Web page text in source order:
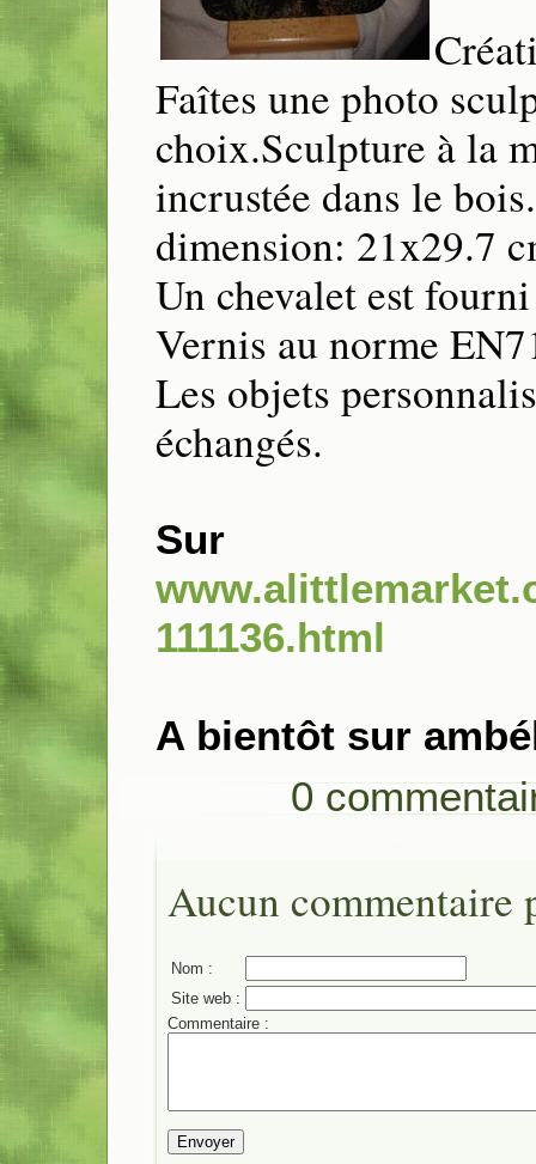
Faîtes une photo
choix.Sculpture à la
incrustée dans le bois.
dimension: 21x29.7
Un chevalet est
Vernis au norme
Les objets
échangés.
Sur
111136.html
A bientôt sur
0
Aucun commentaire
Nom :
Site web :
Commentaire :